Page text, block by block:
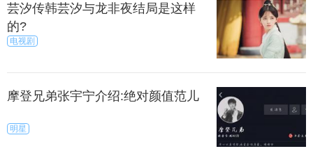
芸汐传韩芸汐与龙非夜结局是这样
的?
电视剧
摩登兄弟张宇宁介绍:绝对颜值范儿
明星